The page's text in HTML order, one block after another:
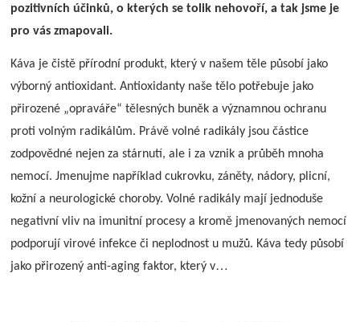
pozitivních účinků, o kterých se tolik nehovoří, a tak jsme je
pro vás zmapovali.
Káva je čistě přírodní produkt, který v našem těle působí jako
výborný antioxidant. Antioxidanty naše tělo potřebuje jako
přirozené „opraváře“ tělesných buněk a významnou ochranu
proti volným radikálům. Právě volné radikály jsou částice
zodpovědné nejen za stárnutí, ale i za vznik a průběh mnoha
nemocí. Jmenujme například cukrovku, záněty, nádory, plicní,
kožní a neurologické choroby. Volné radikály mají jednoduše
negativní vliv na imunitní procesy a kromě jmenovaných nemocí
podporují virové infekce či neplodnost u mužů. Káva tedy působí
jako přirozený anti-aging faktor, který v…